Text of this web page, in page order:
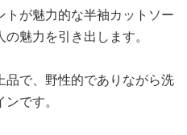
が魅力的な半袖カットソー
魅力を引き出します。
で、野性的でありながら洗
です。